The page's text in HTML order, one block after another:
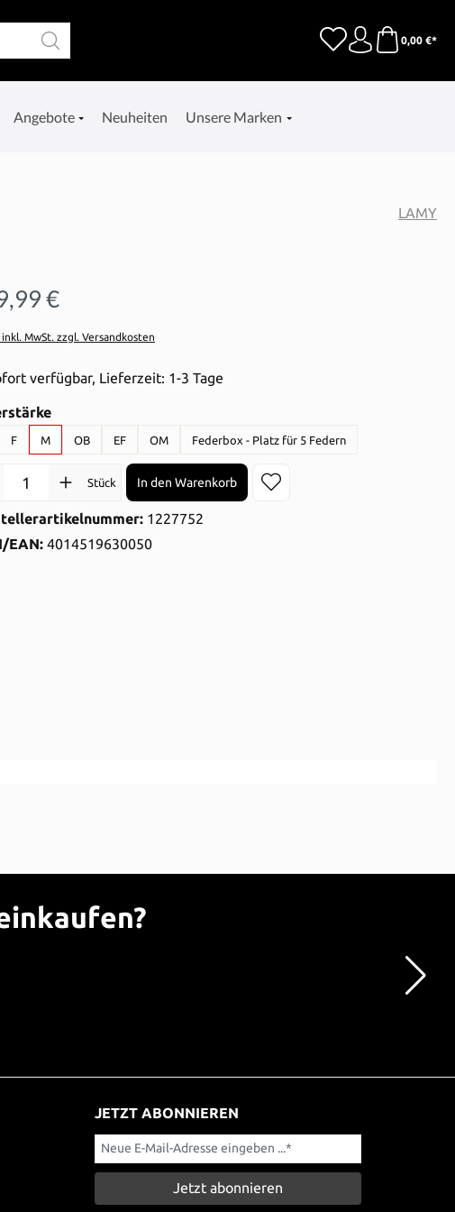
0,00 €*
Angebote Neuheiten Unsere Marken
LAMY
€
inkl. MwSt. zzgl. Versandkosten
verfügbar, Lieferzeit: 1-3 Tage
auswählen
F M OB EF OM Federbox - Platz für 5 Federn
Anzahl: Gib den gewünschten Wert ein oder benutze die
Stück In den Warenkorb
1227752
EAN: 4014519630050
JETZT ABONNIEREN
Jetzt abonnieren